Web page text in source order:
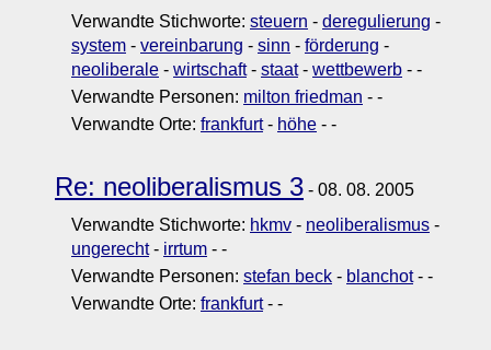
Verwandte Stichworte: steuern - deregulierung -
system - vereinbarung - sinn - förderung -
neoliberale - wirtschaft- staat- wettbewerb - -
Verwandte Personen: milton friedman - -
Verwandte Orte: frankfurt- höhe - -
Re: neoliberalismus 3 - 08. 08. 2005
Verwandte Stichworte: hkmv - neoliberalismus -
ungerecht- irrtum - -
Verwandte Personen: stefan beck - blanchot- -
Verwandte Orte: frankfurt- -